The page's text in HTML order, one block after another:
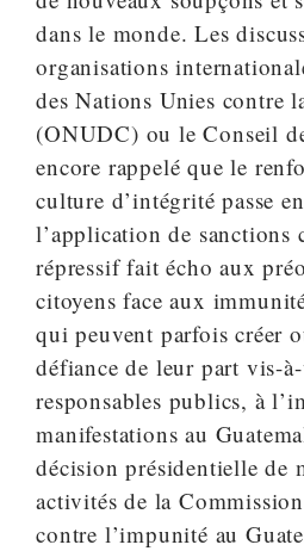
dans le monde. Les
organisations
des Nations Unies contre
(ONUDC) ou le Conseil
encore rappelé que le
culture d’intégrité passe
l’application de sanctions
répressif fait écho aux
citoyens face aux
qui peuvent parfois créer
défiance de leur part vis-
responsables publics, à
manifestations au
décision présidentielle de
activités de la
contre l’impunité au